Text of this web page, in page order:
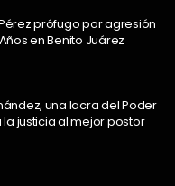
prófugo por agresión
en Benito Juárez
una lacra del Poder
justicia al mejor postor